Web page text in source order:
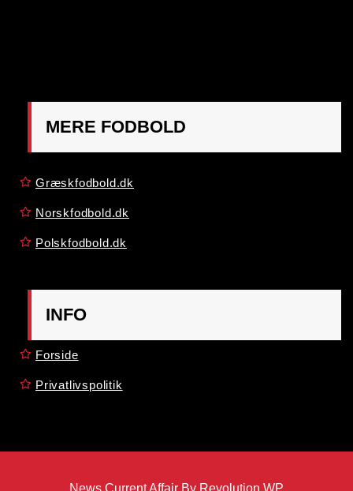
MERE FODBOLD
Græskfodbold.dk
Norskfodbold.dk
Polskfodbold.dk
INFO
Forside
Privatlivspolitik
News Current Affair By Revolution WP